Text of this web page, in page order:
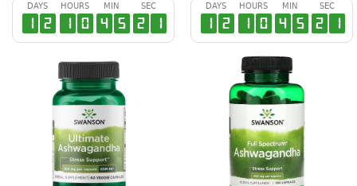
DAYS
1 2
HOURS
1 0
MIN
4 5
SEC
2 0
DAYS
1 2
HOURS
1 0
MIN
4 5
SEC
2 0